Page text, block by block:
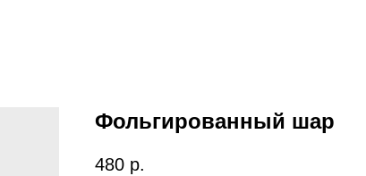
Фольгированный шар
480 р.